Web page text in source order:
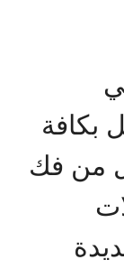
بكافة
من فك